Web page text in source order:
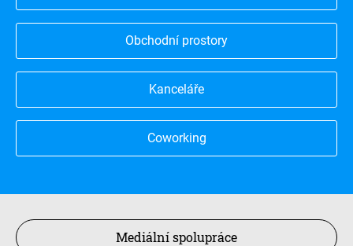
Obchodní prostory
Kanceláře
Coworking
Mediální spolupráce